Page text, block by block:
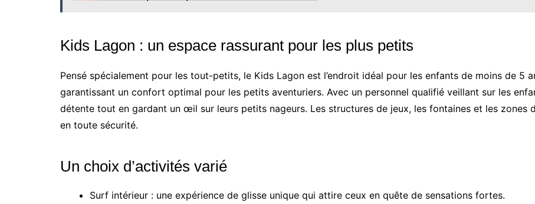
Kids Lagon : un espace rassurant pour les plus petits
Pensé spécialement pour les tout-petits, le Kids Lagon est l’endroit idéal pour les enfants de moins de 5
garantissant un confort optimal pour les petits aventuriers. Avec un personnel qualifié veillant sur les
détente tout en gardant un œil sur leurs petits nageurs. Les structures de jeux, les fontaines et les zones
en toute sécurité.
Un choix d’activités varié
Surf intérieur : une expérience de glisse unique qui attire ceux en quête de sensations fortes.